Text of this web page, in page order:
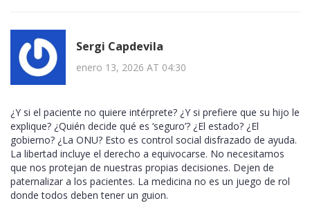
Sergi Capdevila
enero 13, 2026 AT 04:30
¿Y si el paciente no quiere intérprete? ¿Y si prefiere que su hijo le
explique? ¿Quién decide qué es ‘seguro’? ¿El estado? ¿El
gobierno? ¿La ONU? Esto es control social disfrazado de ayuda.
La libertad incluye el derecho a equivocarse. No necesitamos
que nos protejan de nuestras propias decisiones. Dejen de
paternalizar a los pacientes. La medicina no es un juego de rol
donde todos deben tener un guion.